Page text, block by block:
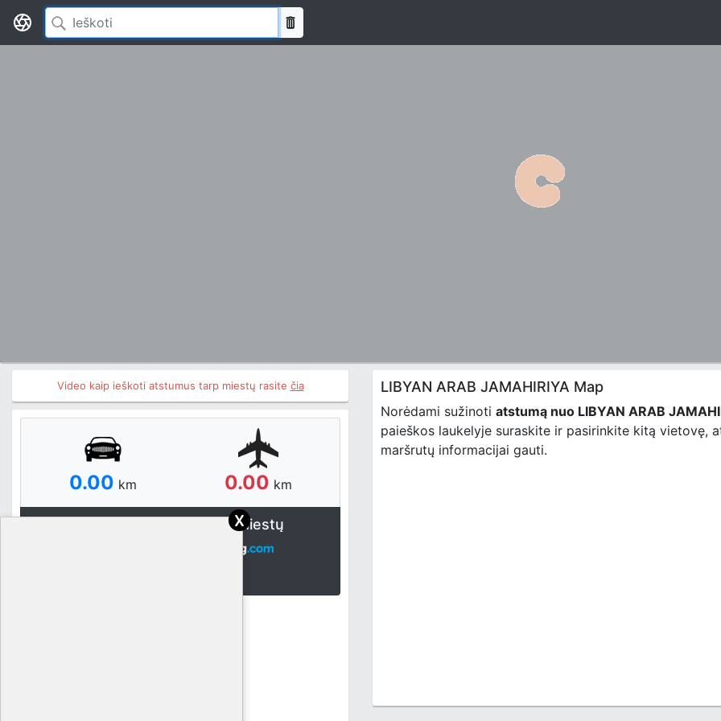
Video kaip ieškoti atstumus tarp miestų rasite čia
0.00 km 0.00 km
Atstumai tarp pasaulio miestų
LIBYAN ARAB JAMAHIRIYA Map
Norėdami sužinoti atstumą nuo LIBYAN ARAB
paieškos laukelyje suraskite ir pasirinkite kitą vietovę,
maršrutų informacijai gauti.
x